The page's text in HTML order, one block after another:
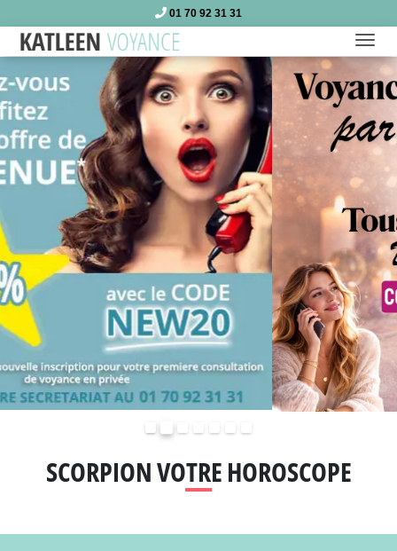
01 70 92 31 31
SCORPION VOTRE HOROSCOPE